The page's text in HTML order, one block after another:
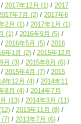
2017年12月 (1)
2017
年7月 (2)
2017年6
2月 (1) 2017年1月 (1)
(1) 2016年9月 (5)
2016年5月 (5)
2016
年1月 (2)
2015年12月
月 (3) 2015年8月 (6)
2015年4月 (7)
2015
年12月 (4)
2014年11
8月 (4)
2014年7月
(13) 2014年3月 (11)
2013年11月 (8)
(7) 2013年7月 (6)